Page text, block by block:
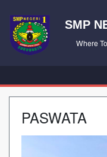
SMP
Where
PASWATA